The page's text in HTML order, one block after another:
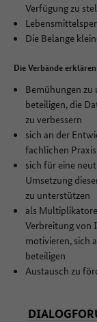
Verfügung zu
Die Belange
Die Verbände
Bemühungen zu
beteiligen, die
zu verbessern
sich an der
fachlichen
sich für eine
Umsetzung
zu unterstützen
als
Verbreitung von
motivieren, sich
beteiligen
Austausch zu